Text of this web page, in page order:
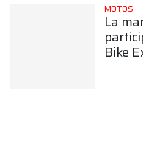
MOTOS
La
Bike